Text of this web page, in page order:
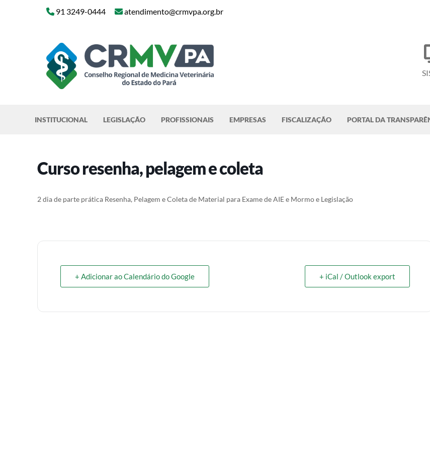
91 3249-0444 atendimento@crmvpa.org.br
INSTITUCIONAL LEGISLAÇÃO PROFISSIONAIS EMPRESAS FISCALIZAÇÃO PORTAL DA
Curso resenha, pelagem e coleta
2 dia de parte prática Resenha, Pelagem e Coleta de Material para Exame de AIE e Mormo e Legislação
+ Adicionar ao Calendário do Google + iCal / Outlook export